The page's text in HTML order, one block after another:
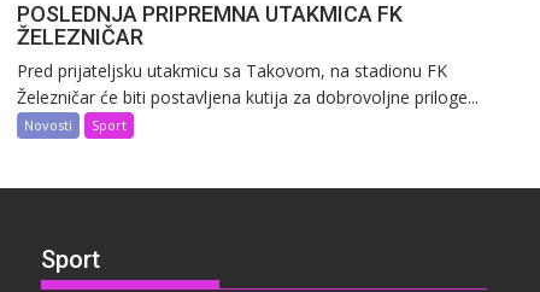
POSLEDNJA PRIPREMNA UTAKMICA FK
ŽELEZNIČAR
Pred prijateljsku utakmicu sa Takovom, na stadionu FK
Železničar će biti postavljena kutija za dobrovoljne priloge...
Novosti Sport
Sport